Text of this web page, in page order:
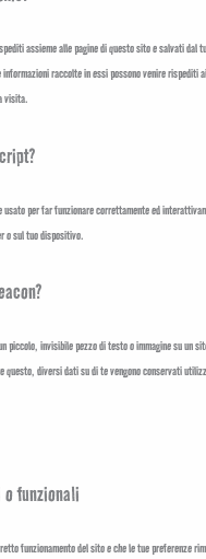
assieme alle pagine di questo sito e salvati dal
raccolte in essi possono venire rispediti
visita.
usato per far funzionare correttamente ed
o sul tuo dispositivo.
piccolo, invisibile pezzo di testo o immagine su un
diversi dati su di te vengono conservati
funzionali
funzionamento del sito e che le tue preferenze